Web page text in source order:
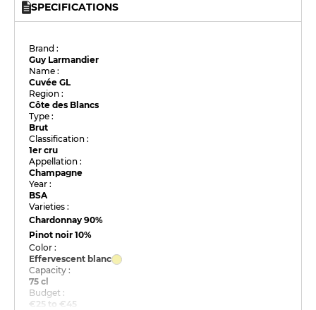
SPECIFICATIONS
Brand :
Guy Larmandier
Name :
Cuvée GL
Region :
Côte des Blancs
Type :
Brut
Classification :
1er cru
Appellation :
Champagne
Year :
BSA
Varieties :
Chardonnay90%
Pinot noir10%
Color :
Effervescent blanc
Capacity :
75 cl
Budget :
€25 to €45